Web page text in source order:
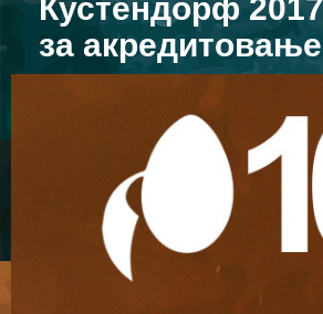
Кустендорф
за акредитовање